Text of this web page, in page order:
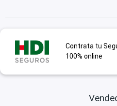
Contrata tu
100% online